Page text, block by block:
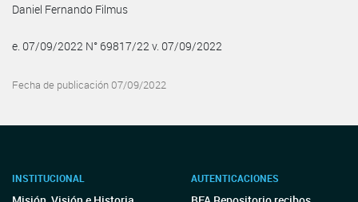
Daniel Fernando Filmus
e. 07/09/2022 N° 69817/22 v. 07/09/2022
Fecha de publicación 07/09/2022
INSTITUCIONAL AUTENTICACIONES